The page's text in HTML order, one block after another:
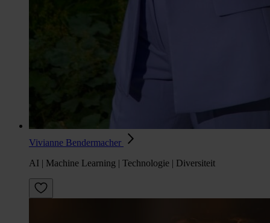
Vivianne Bendermacher
AI | Machine Learning | Technologie | Diversiteit